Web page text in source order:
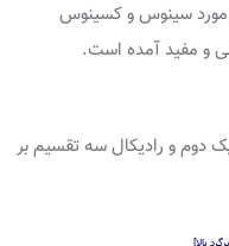
سینوس و کسینوس
و مفید آمده است.
و رادیکال سه تقسیم بر